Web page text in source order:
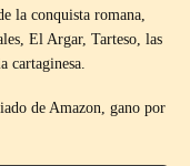
la conquista romana,
El Argar, Tarteso, las
cartaginesa.
de Amazon, gano por